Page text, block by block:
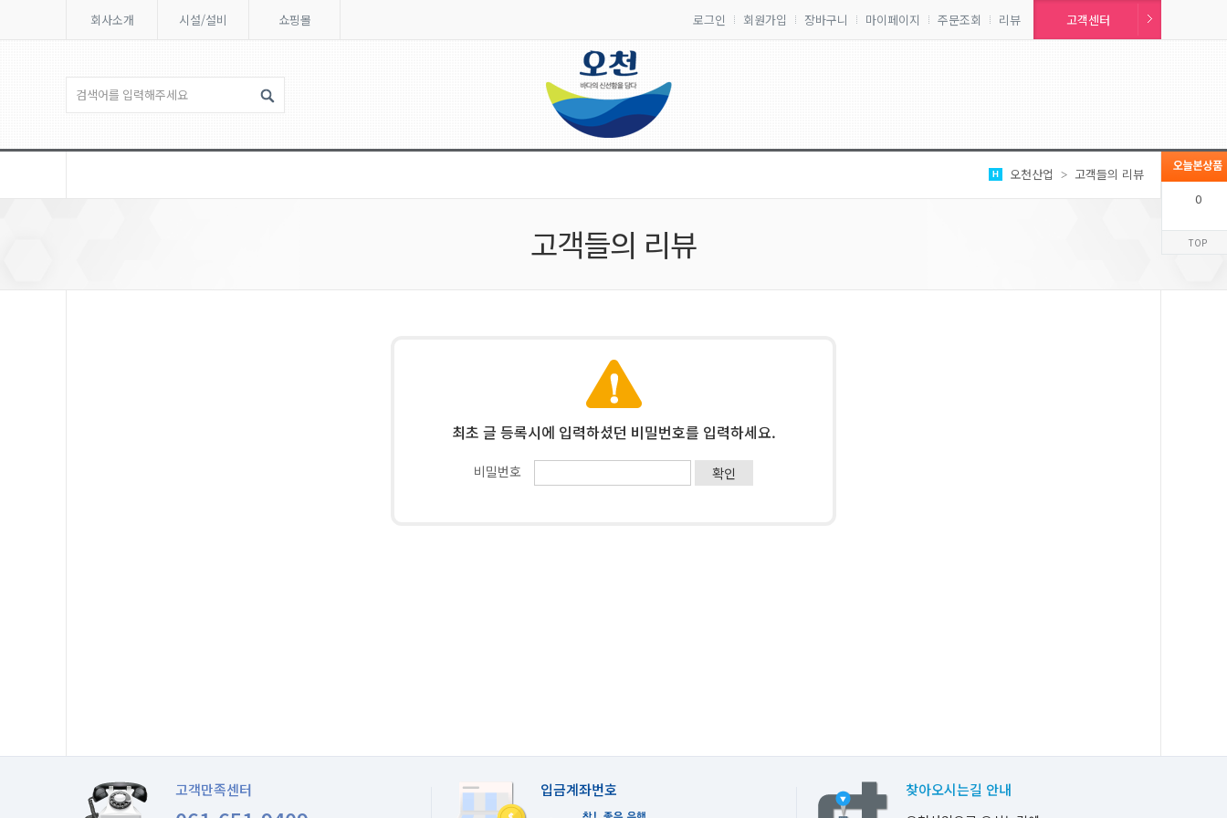
회사소개 시설/설비 쇼핑몰 로그인 회원가입 장바구니 마이페이지 주문조회 리뷰 고객센터
오천산업 > 고객들의 리뷰
고객들의 리뷰
최초 글 등록시에 입력하셨던 비밀번호를 입력하세요.
비밀번호
0
TOP
고객만족센터 입금계좌번호 찾아오시는길 안내